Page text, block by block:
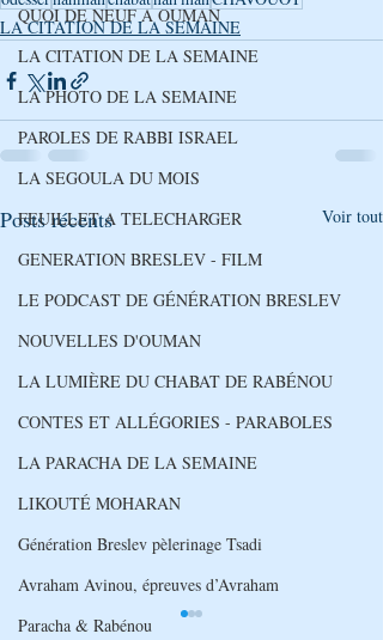
QUOI DE NEUF A OUMAN
LA CITATION DE LA SEMAINE
LA PHOTO DE LA SEMAINE
PAROLES DE RABBI ISRAEL
LA SEGOULA DU MOIS
FEUILLET A TELECHARGER
GENERATION BRESLEV - FILM
LE PODCAST DE GÉNÉRATION BRESLEV
NOUVELLES D'OUMAN
LA LUMIÈRE DU CHABAT DE RABÉNOU
CONTES ET ALLÉGORIES - PARABOLES
LA PARACHA DE LA SEMAINE
LIKOUTÉ MOHARAN
Génération Breslev pèlerinage Tsadi
Avraham Avinou, épreuves d’Avraham
Paracha & Rabénou
LA CITATION DE LA SEMAINE
Posts récents Voir tout